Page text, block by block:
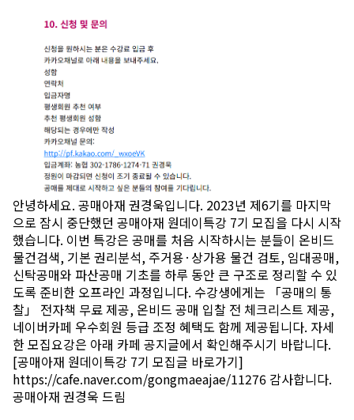
안녕하세요. 공매아재 권경욱입니다. 2023년 제6기를 마지막
으로 잠시 중단했던 공매아재 원데이특강 7기 모집을 다시 시작
했습니다. 이번 특강은 공매를 처음 시작하시는 분들이 온비드
물건검색, 기본 권리분석, 주거용·상가용 물건 검토, 임대공매,
신탁공매와 파산공매 기초를 하루 동안 큰 구조로 정리할 수 있
도록 준비한 오프라인 과정입니다. 수강생에게는 「공매의 통
찰」 전자책 무료 제공, 온비드 공매 입찰 전 체크리스트 제공,
네이버카페 우수회원 등급 조정 혜택도 함께 제공됩니다. 자세
한 모집요강은 아래 카페 공지글에서 확인해주시기 바랍니다.
[공매아재 원데이특강 7기 모집글 바로가기]
https://cafe.naver.com/gongmaeajae/11276 감사합니다.
공매아재 권경욱 드림